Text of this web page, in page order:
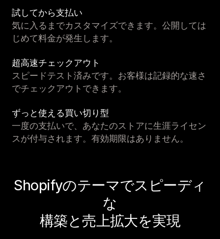
試してから支払い
気に入るまでカスタマイズできます。公開しては
じめて料金が発生します。
超高速チェックアウト
スピードテスト済みです。お客様は記録的な速さ
でチェックアウトできます。
ずっと使える買い切り型
一度の支払いで、あなたのストアに生涯ライセン
スが付与されます。有効期限はありません。
Shopifyのテーマでスピーディ
な
構築と売上拡大を実現